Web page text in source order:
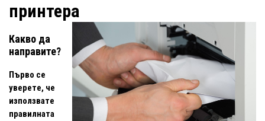
принтера
Какво да
направите?
Първо се
уверете, че
използвате
правилната